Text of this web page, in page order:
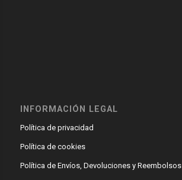
INFORMACIÓN LEGAL
Política de privacidad
Política de cookies
Política de Envíos, Devoluciones y Reembolsos